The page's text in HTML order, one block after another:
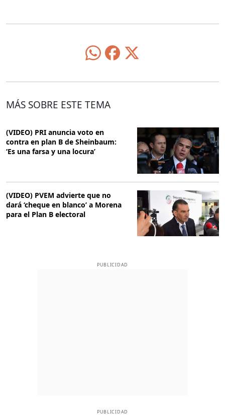
MÁS SOBRE ESTE TEMA
(VIDEO) PRI anuncia voto en
contra en plan B de Sheinbaum:
‘Es una farsa y una locura’
(VIDEO) PVEM advierte que no
dará ‘cheque en blanco’ a Morena
para el Plan B electoral
PUBLICIDAD
PUBLICIDAD